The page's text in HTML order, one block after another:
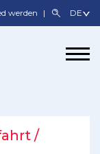
werden
/